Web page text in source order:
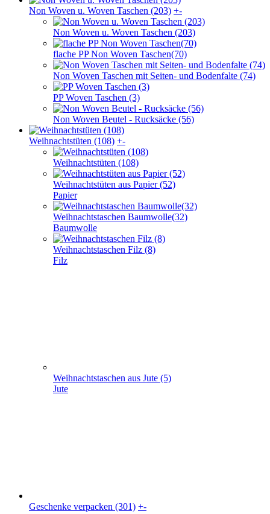
Non Woven u. Woven Taschen (203) +-
Non Woven u. Woven Taschen (203)
flache PP Non Woven Taschen(70)
Non Woven Taschen mit Seiten- und Bodenfalte (74)
PP Woven Taschen (3)
Non Woven Beutel - Rucksäcke (56)
Weihnachts­tüten (108) +-
Weihnachts­tüten (108)
Weihnachtstüten aus Papier (52)
Papier
Weihnachtstaschen Baumwolle(32)
Baumwolle
Weihnachtstaschen Filz (8)
Filz